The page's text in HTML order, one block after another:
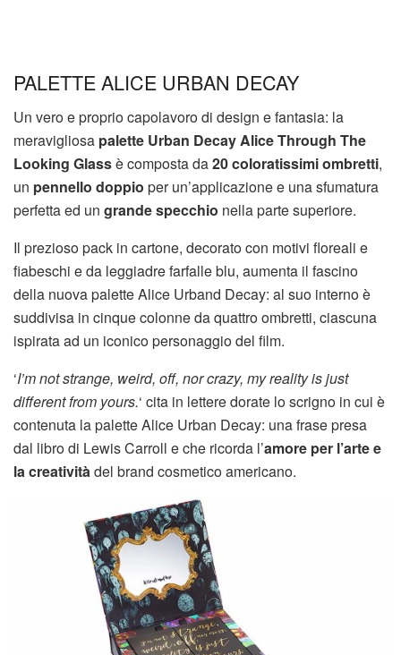
PALETTE ALICE URBAN DECAY
Un vero e proprio capolavoro di design e fantasia: la
meravigliosa palette Urban Decay Alice Through The
Looking Glassè composta da20 coloratissimi ombretti,
un pennello doppio per un’applicazione e una sfumatura
perfetta ed un grande specchio nella parte superiore.
Il prezioso pack in cartone, decorato con motivi floreali e
fiabeschi e da leggiadre farfalle blu, aumenta il fascino
della nuova palette Alice Urband Decay: al suo interno è
suddivisa in cinque colonne da quattro ombretti, ciascuna
ispirata ad un iconico personaggio del film.
‘I’m not strange, weird, off, nor crazy, my reality is just
different from yours.‘ cita in lettere dorate lo scrigno in cui è
contenuta la palette Alice Urban Decay: una frase presa
dal libro di Lewis Carroll e che ricorda l’amore per l’arte e
la creativitàdel brand cosmetico americano.